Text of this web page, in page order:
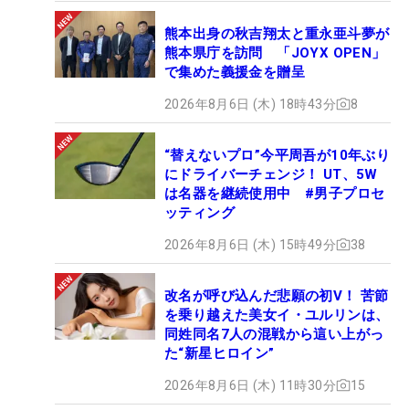
熊本出身の秋吉翔太と重永亜斗夢が
熊本県庁を訪問 「JOYX OPEN」
で集めた義援金を贈呈
2026年8月6日 (木) 18時43分 8
“替えないプロ”今平周吾が10年ぶり
にドライバーチェンジ！ UT、5W
は名器を継続使用中 #男子プロセ
ッティング
2026年8月6日 (木) 15時49分 38
改名が呼び込んだ悲願の初V！ 苦節
を乗り越えた美女イ・ユルリンは、
同姓同名7人の混戦から這い上がっ
た“新星ヒロイン”
2026年8月6日 (木) 11時30分 15